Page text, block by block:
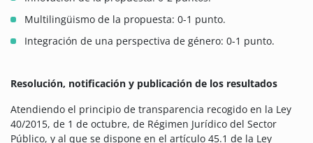
Multilingüismo de la propuesta: 0-1 punto.
Integración de una perspectiva de género: 0-1 punto.
Resolución, notificación y publicación de los resultados
Atendiendo el principio de transparencia recogido en la Ley
40/2015, de 1 de octubre, de Régimen Jurídico del Sector
Público, y al que se dispone en el artículo 45.1 de la Ley